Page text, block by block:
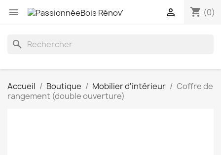
 shopping_cart (0)

search
Accueil Boutique Mobilier d'intérieur
Coffre de
rangement (double ouverture)